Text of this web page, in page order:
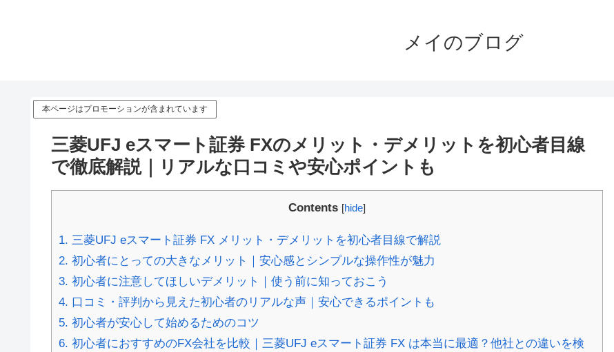
メイのブログ
本ページはプロモーションが含まれています
三菱UFJ eスマート証券 FXのメリット・デメリットを初心者目線
で徹底解説｜リアルな口コミや安心ポイントも
Contents [hide]
1. 三菱UFJ eスマート証券 FX メリット・デメリットを初心者目線で解説
2. 初心者にとっての大きなメリット｜安心感とシンプルな操作性が魅力
3. 初心者に注意してほしいデメリット｜使う前に知っておこう
4. 口コミ・評判から見えた初心者のリアルな声｜安心できるポイントも
5. 初心者が安心して始めるためのコツ
6. 初心者におすすめのFX会社を比較｜三菱UFJ eスマート証券 FX は本当に最適？他社との違いを検